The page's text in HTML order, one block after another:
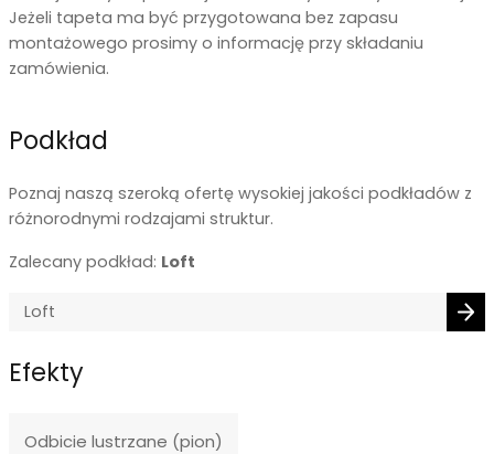
Jeżeli tapeta ma być przygotowana bez zapasu
montażowego prosimy o informację przy składaniu
zamówienia.
Podkład
Poznaj naszą szeroką ofertę wysokiej jakości podkładów z
różnorodnymi rodzajami struktur.
Zalecany podkład: Loft
Efekty
Odbicie lustrzane (pion)